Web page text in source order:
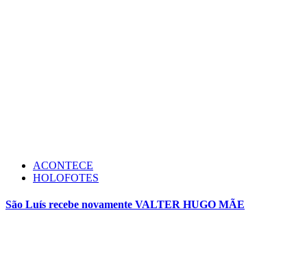
ACONTECE
HOLOFOTES
São Luís recebe novamente VALTER HUGO MÃE